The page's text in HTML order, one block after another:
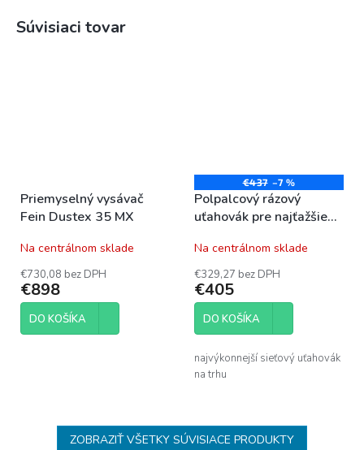
Súvisiaci tovar
Priemyselný vysávač
Fein Dustex 35 MX
Na centrálnom sklade
€730,08 bez DPH
€898
DO KOŠÍKA
€437 –7 %
Polpalcový rázový
uťahovák pre najťažšie
800 (T-Loc)
Na centrálnom sklade
€329,27 bez DPH
€405
DO KOŠÍKA
najvýkonnejší sieťový uťahovák
na trhu
ZOBRAZIŤ VŠETKY SÚVISIACE PRODUKTY